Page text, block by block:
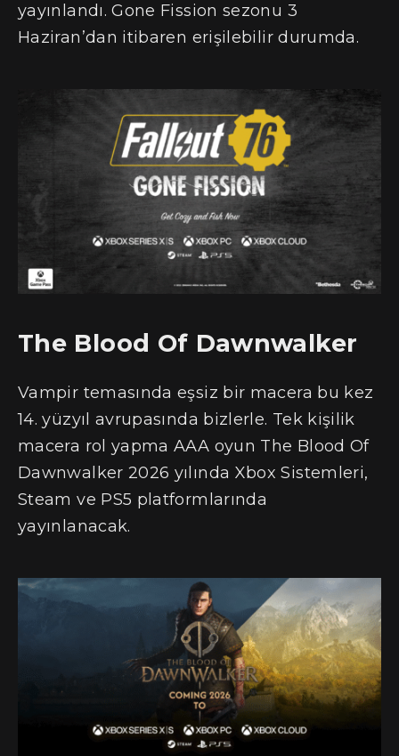
yayınlandı. Gone Fission sezonu 3
Haziran’dan itibaren erişilebilir durumda.
The Blood Of Dawnwalker
Vampir temasında eşsiz bir macera bu kez
14. yüzyıl avrupasında bizlerle. Tek kişilik
macera rol yapma AAA oyun The Blood Of
Dawnwalker 2026 yılında Xbox Sistemleri,
Steam ve PS5 platformlarında
yayınlanacak.